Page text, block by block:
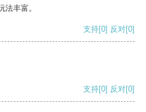
丰富。
支持[0] 反对[0]
支持[0] 反对[0]